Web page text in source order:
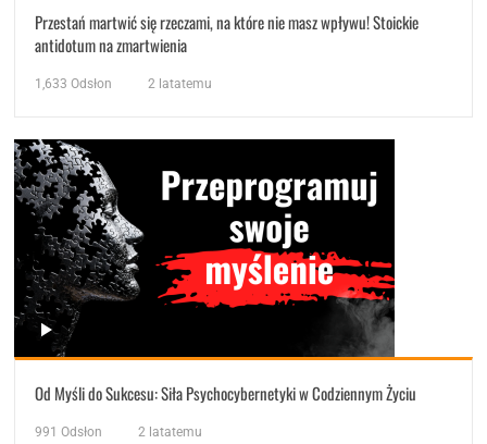
Przestań martwić się rzeczami, na które nie masz wpływu! Stoickie
antidotum na zmartwienia
1,633 Odsłon 2 latatemu
Od Myśli do Sukcesu: Siła Psychocybernetyki w Codziennym Życiu
991 Odsłon 2 latatemu